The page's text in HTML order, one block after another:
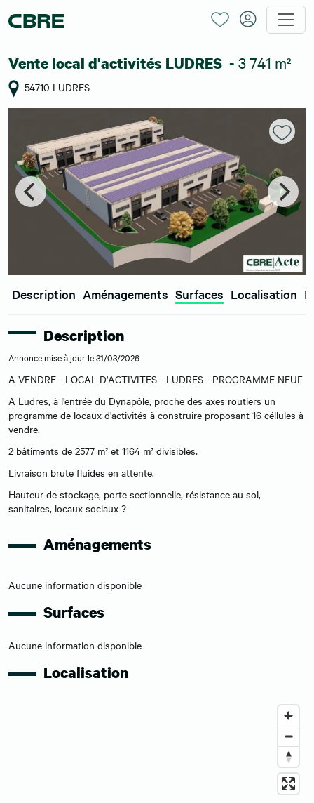
Vente local d'activités LUDRES - 3 741 m²
54710 LUDRES
Description Aménagements Surfaces Localisation
Description
Annonce mise à jour le 31/03/2026
A VENDRE - LOCAL D'ACTIVITES - LUDRES - PROGRAMME NEUF
A Ludres, à l'entrée du Dynapôle, proche des axes routiers un
programme de locaux d'activités à construire proposant 16 céllules à
vendre.
2 bâtiments de 2577 m² et 1164 m² divisibles.
Livraison brute fluides en attente.
Hauteur de stockage, porte sectionnelle, résistance au sol,
sanitaires, locaux sociaux ?
Aménagements
Aucune information disponible
Surfaces
Aucune information disponible
Localisation